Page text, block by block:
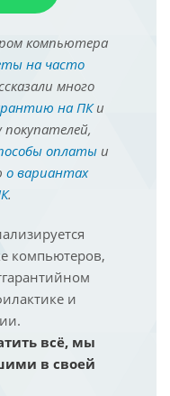
компьютера
на часто
много
на ПКи
оплатыи
о вариантах
.
компьютеров,
и
всё, мы
в своей